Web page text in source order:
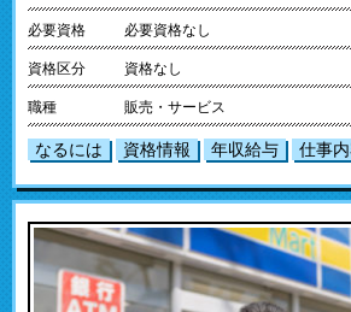
必要資格 必要資格なし
資格区分 資格なし
職種 販売・サービス
なるには 資格情報 年収給与 仕事